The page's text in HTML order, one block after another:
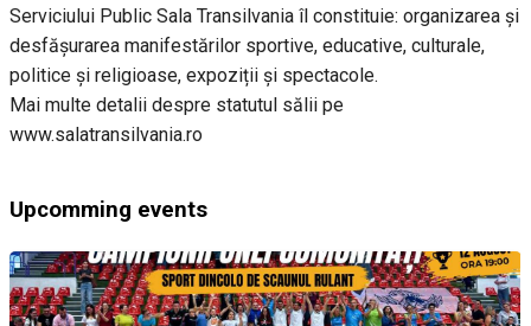
Serviciului Public Sala Transilvania îl constituie: organizarea și
desfășurarea manifestărilor sportive, educative, culturale,
politice și religioase, expoziții și spectacole.
Mai multe detalii despre statutul sălii pe
www.salatransilvania.ro
Upcomming events